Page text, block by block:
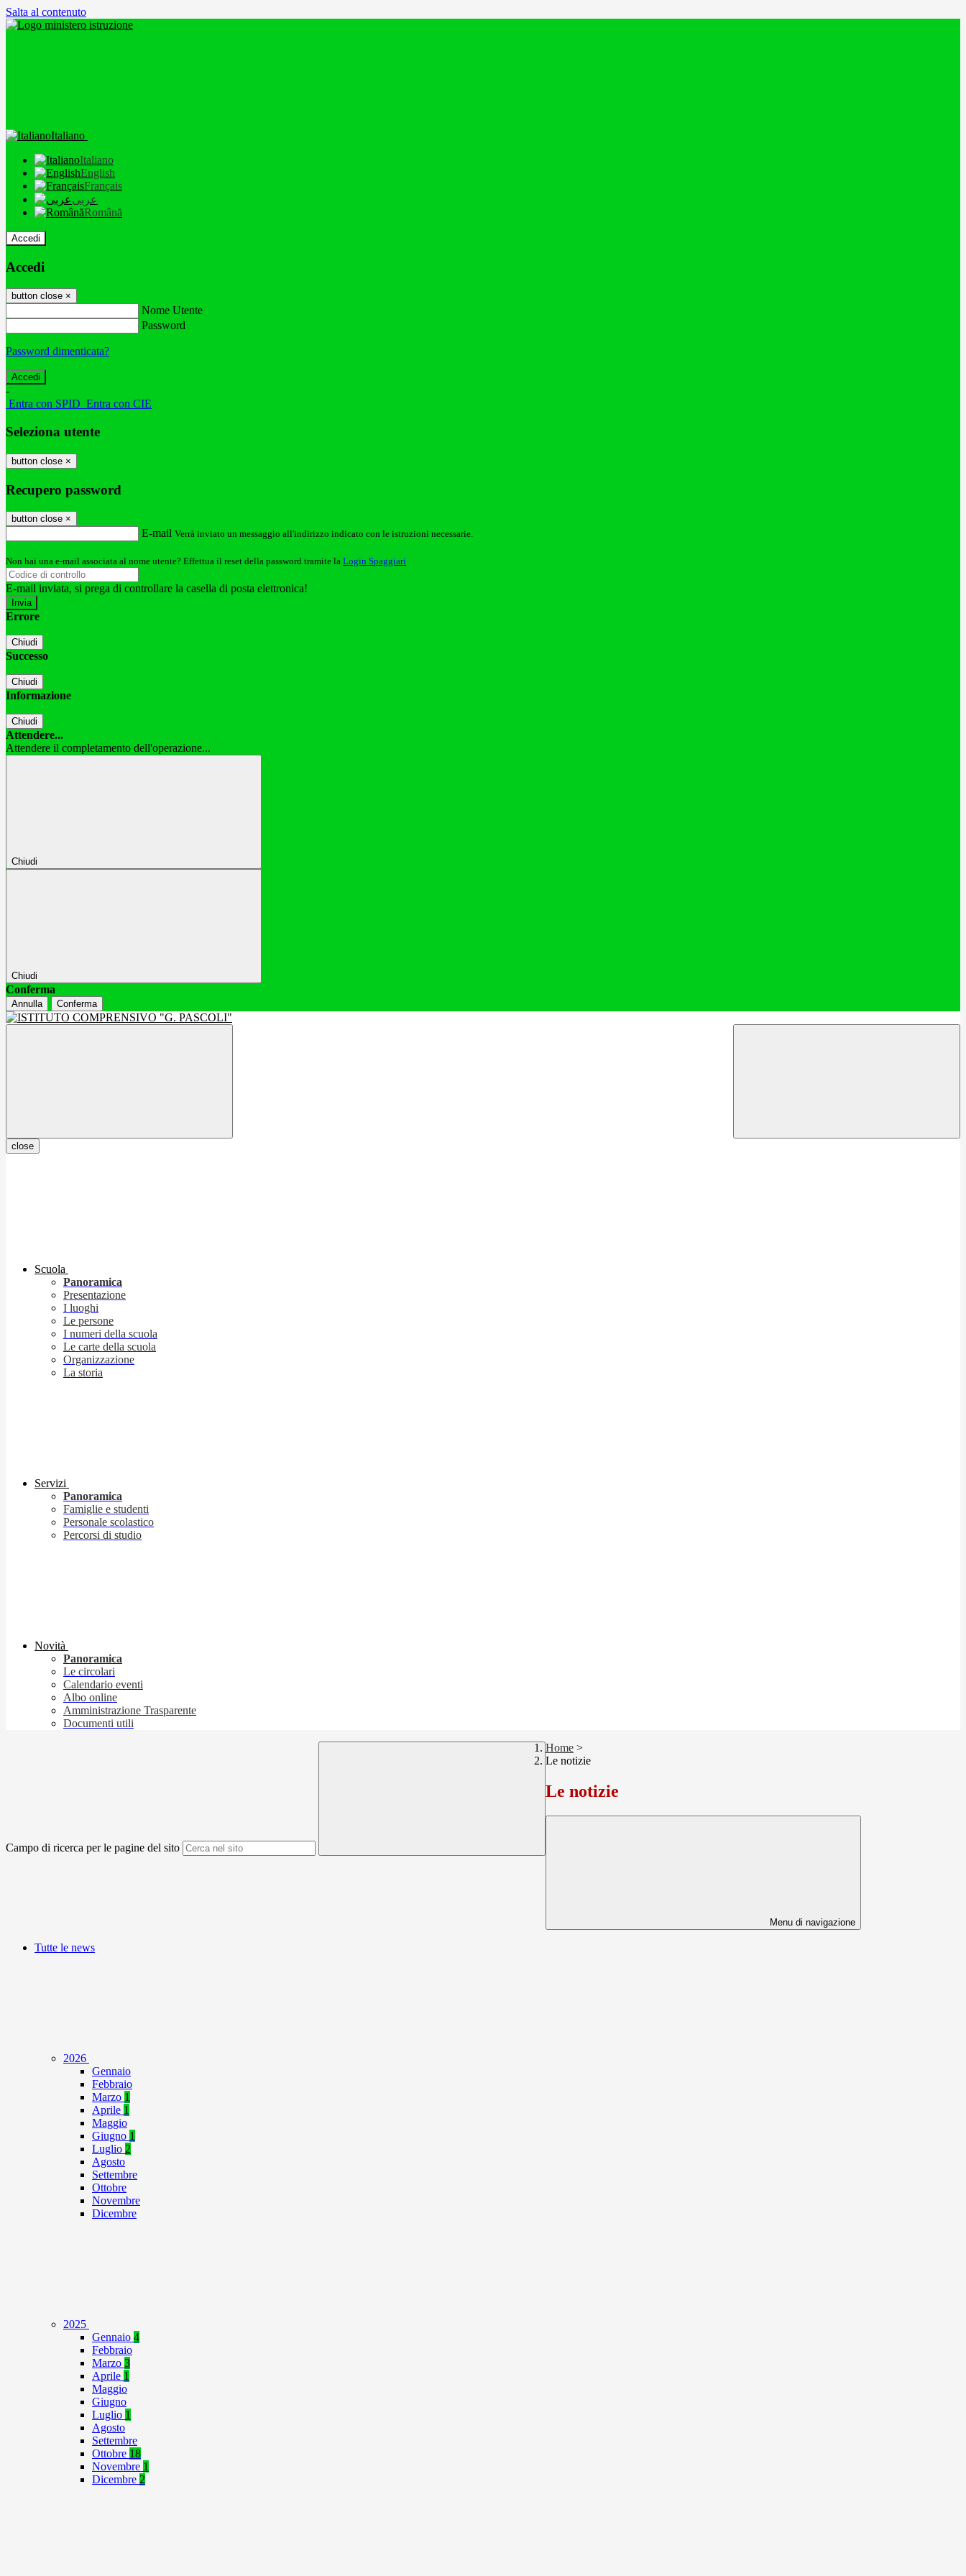
Salta al contenuto
Italiano
Italiano
English
Français
عربى
Română
Accedi
Accedi
button close ×
Nome Utente
Password
Password dimenticata?
-
Entra con SPID Entra con CIE
Seleziona utente
button close ×
Recupero password
button close ×
E-mail Verrà inviato un messaggio all'indirizzo indicato con le istruzioni necessarie.
Non hai una e-mail associata al nome utente? Effettua il reset della password tramite la Login Spaggiari
E-mail inviata, si prega di controllare la casella di posta elettronica!
Errore
Chiudi
Successo
Chiudi
Informazione
Chiudi
Attendere...
Attendere il completamento dell'operazione...
Chiudi
Chiudi
Conferma
Annulla Conferma
close
Scuola
Panoramica
Presentazione
I luoghi
Le persone
I numeri della scuola
Le carte della scuola
Organizzazione
La storia
Servizi
Panoramica
Famiglie e studenti
Personale scolastico
Percorsi di studio
Novità
Panoramica
Le circolari
Calendario eventi
Albo online
Amministrazione Trasparente
Documenti utili
Campo di ricerca per le pagine del sito
Home >
Le notizie
Le notizie
Menu di navigazione
Tutte le news
2026
Gennaio
Febbraio
Marzo 1
Aprile 1
Maggio
Giugno 1
Luglio 2
Agosto
Settembre
Ottobre
Novembre
Dicembre
2025
Gennaio 4
Febbraio
Marzo 3
Aprile 1
Maggio
Giugno
Luglio 1
Agosto
Settembre
Ottobre 18
Novembre 1
Dicembre 2